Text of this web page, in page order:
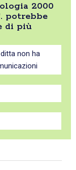
2000
potrebbe
di più
non ha